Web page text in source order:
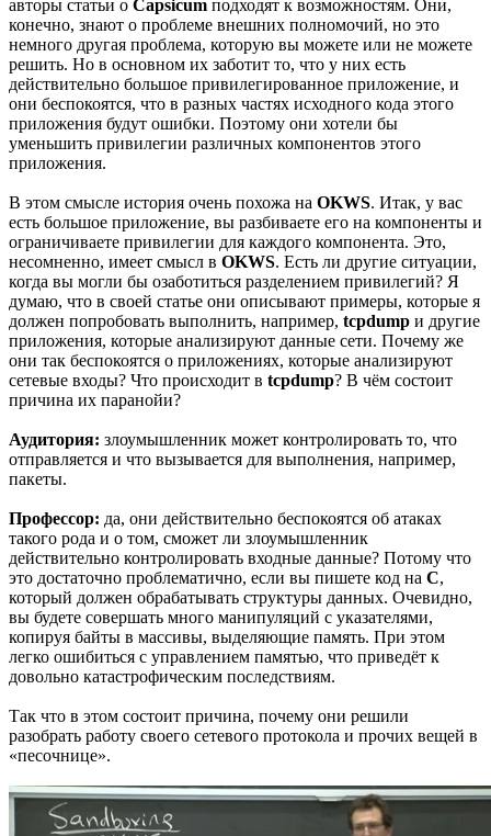
авторы статьи о Capsicum подходят к возможностям. Они,
конечно, знают о проблеме внешних полномочий, но это
немного другая проблема, которую вы можете или не можете
решить. Но в основном их заботит то, что у них есть
действительно большое привилегированное приложение, и
они беспокоятся, что в разных частях исходного кода этого
приложения будут ошибки. Поэтому они хотели бы
уменьшить привилегии различных компонентов этого
приложения.
В этом смысле история очень похожа на OKWS. Итак, у вас
есть большое приложение, вы разбиваете его на компоненты и
ограничиваете привилегии для каждого компонента. Это,
несомненно, имеет смысл в OKWS. Есть ли другие ситуации,
когда вы могли бы озаботиться разделением привилегий? Я
думаю, что в своей статье они описывают примеры, которые я
должен попробовать выполнить, например, tcpdump и другие
приложения, которые анализируют данные сети. Почему же
они так беспокоятся о приложениях, которые анализируют
сетевые входы? Что происходит в tcpdump? В чём состоит
причина их паранойи?
Аудитория: злоумышленник может контролировать то, что
отправляется и что вызывается для выполнения, например,
пакеты.
Профессор: да, они действительно беспокоятся об атаках
такого рода и о том, сможет ли злоумышленник
действительно контролировать входные данные? Потому что
это достаточно проблематично, если вы пишете код на C,
который должен обрабатывать структуры данных. Очевидно,
вы будете совершать много манипуляций с указателями,
копируя байты в массивы, выделяющие память. При этом
легко ошибиться с управлением памятью, что приведёт к
довольно катастрофическим последствиям.
Так что в этом состоит причина, почему они решили
разобрать работу своего сетевого протокола и прочих вещей в
«песочнице».